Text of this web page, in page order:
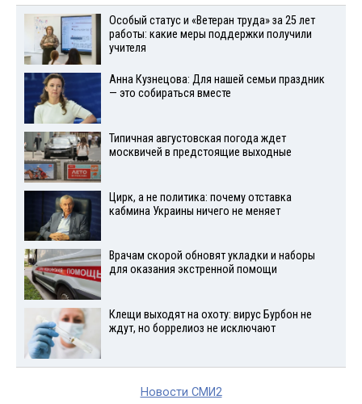
Особый статус и «Ветеран труда» за 25 лет
работы: какие меры поддержки получили
учителя
Анна Кузнецова: Для нашей семьи праздник
— это собираться вместе
Типичная августовская погода ждет
москвичей в предстоящие выходные
Цирк, а не политика: почему отставка
кабмина Украины ничего не меняет
Врачам скорой обновят укладки и наборы
для оказания экстренной помощи
Клещи выходят на охоту: вирус Бурбон не
ждут, но боррелиоз не исключают
Новости СМИ2